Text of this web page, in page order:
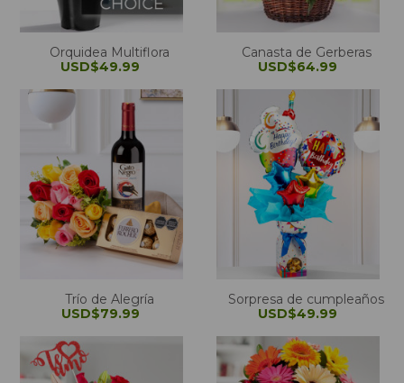
Orquidea Multiflora
USD$49.99
Canasta de Gerberas
USD$64.99
Trío de Alegría
USD$79.99
Sorpresa de cumpleaños
USD$49.99